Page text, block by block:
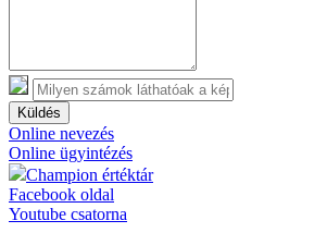
Küldés
Online nevezés
Online ügyintézés
Champion értéktár
Facebook oldal
Youtube csatorna